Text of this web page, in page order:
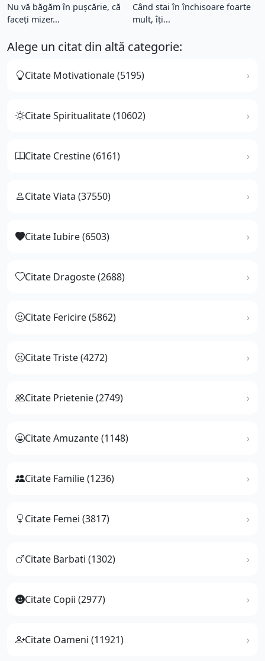
Nu vă băgăm în puşcărie, că
faceţi mizer...
Când stai în închisoare foarte
mult, îţi...
Alege un citat din altă categorie:
Citate Motivationale (5195)
Citate Spiritualitate (10602)
Citate Crestine (6161)
Citate Viata (37550)
Citate Iubire (6503)
Citate Dragoste (2688)
Citate Fericire (5862)
Citate Triste (4272)
Citate Prietenie (2749)
Citate Amuzante (1148)
Citate Familie (1236)
Citate Femei (3817)
Citate Barbati (1302)
Citate Copii (2977)
Citate Oameni (11921)